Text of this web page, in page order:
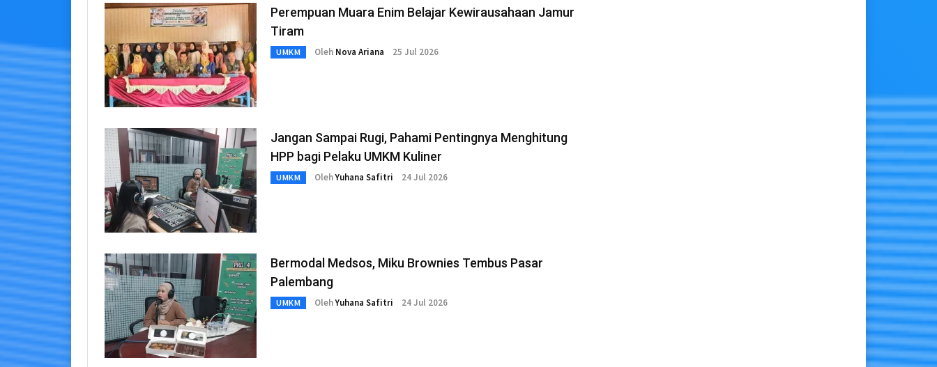
Perempuan Muara Enim Belajar Kewirausahaan Jamur
Tiram
UMKM Oleh Nova Ariana 25 Jul 2026
Jangan Sampai Rugi, Pahami Pentingnya Menghitung
HPP bagi Pelaku UMKM Kuliner
UMKM OlehYuhana Safitri 24 Jul 2026
Bermodal Medsos, Miku Brownies Tembus Pasar
Palembang
UMKM OlehYuhana Safitri 24 Jul 2026